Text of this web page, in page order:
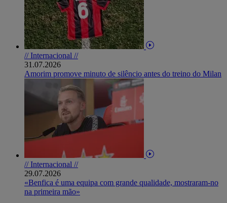
// Internacional //
31.07.2026
Amorim promove minuto de silêncio antes do treino do Milan
// Internacional //
29.07.2026
«Benfica é uma equipa com grande qualidade, mostraram-no
na primeira mão»